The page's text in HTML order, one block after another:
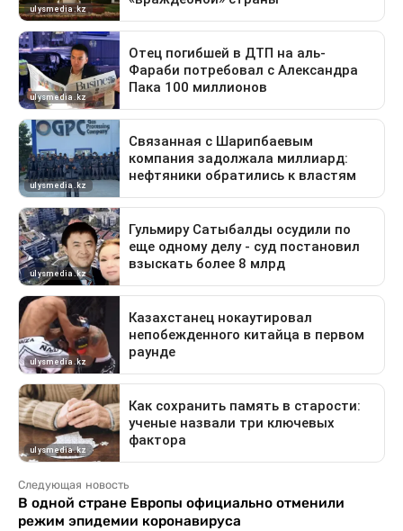
Следующая новость
В одной стране Европы официально отменили
режим эпидемии коронавируса